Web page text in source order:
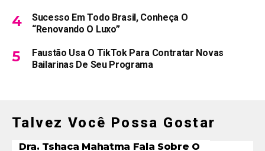
Sucesso Em Todo Brasil, Conheça O
“Renovando O Luxo”
Faustão Usa O TikTok Para Contratar Novas
Bailarinas De Seu Programa
Talvez Você Possa Gostar
Dra. Tshaca Mahatma Fala Sobre O